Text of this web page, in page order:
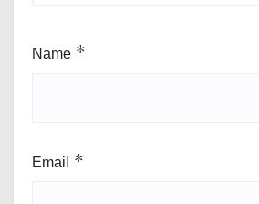
Name *
Email *